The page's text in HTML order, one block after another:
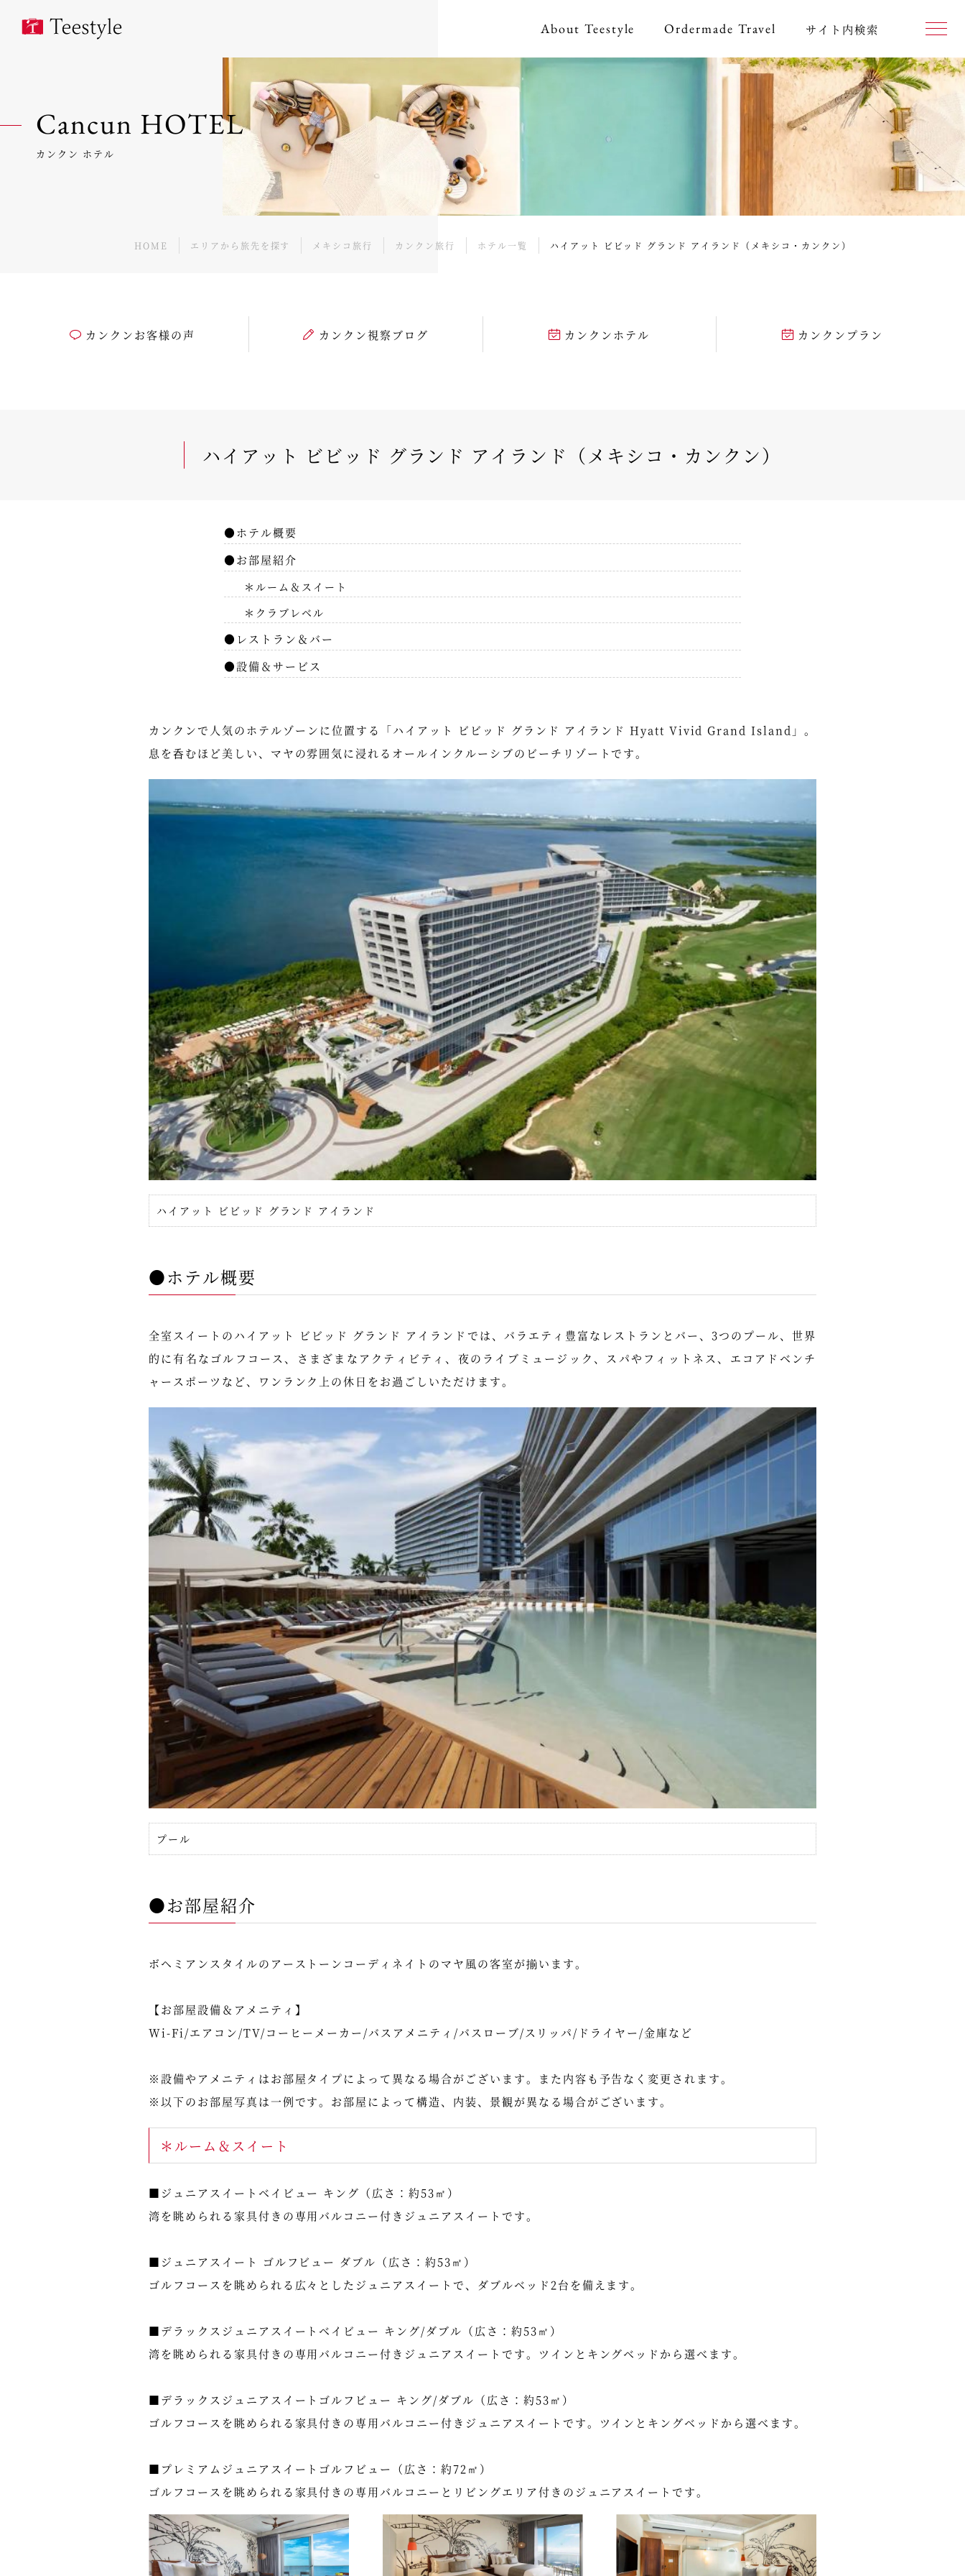
About Teestyle Ordermade Travel サイト内検索
Cancun HOTEL
カンクン ホテル
HOME エリアから旅先を探す メキシコ旅行 カンクン旅行 ホテル一覧 ハイアット ビビッド グランド アイランド（メキシコ・カンクン）
カンクンお客様の声 カンクン視察ブログ カンクンホテル カンクンプラン
ハイアット ビビッド グランド アイランド（メキシコ・カンクン）
●ホテル概要
●お部屋紹介
＊ルーム＆スイート
＊クラブレベル
●レストラン＆バー
●設備＆サービス
カンクンで人気のホテルゾーンに位置する「ハイアット ビビッド グランド アイランド Hyatt Vivid Grand Island」。
息を呑むほど美しい、マヤの雰囲気に浸れるオールインクルーシブのビーチリゾートです。
ハイアット ビビッド グランド アイランド
●ホテル概要
全室スイートのハイアット ビビッド グランド アイランドでは、バラエティ豊富なレストランとバー、3つのプール、世界
的に有名なゴルフコース、さまざまなアクティビティ、夜のライブミュージック、スパやフィットネス、エコアドベンチ
ャースポーツなど、ワンランク上の休日をお過ごしいただけます。
プール
●お部屋紹介
ボヘミアンスタイルのアーストーンコーディネイトのマヤ風の客室が揃います。
【お部屋設備＆アメニティ】
Wi-Fi/エアコン/TV/コーヒーメーカー/バスアメニティ/バスローブ/スリッパ/ドライヤー/金庫など
※設備やアメニティはお部屋タイプによって異なる場合がございます。また内容も予告なく変更されます。
※以下のお部屋写真は一例です。お部屋によって構造、内装、景観が異なる場合がございます。
＊ルーム＆スイート
■ジュニアスイートベイビュー キング（広さ：約53㎡）
湾を眺められる家具付きの専用バルコニー付きジュニアスイートです。
■ジュニアスイート ゴルフビュー ダブル（広さ：約53㎡）
ゴルフコースを眺められる広々としたジュニアスイートで、ダブルベッド2台を備えます。
■デラックスジュニアスイートベイビュー キング/ダブル（広さ：約53㎡）
湾を眺められる家具付きの専用バルコニー付きジュニアスイートです。ツインとキングベッドから選べます。
■デラックスジュニアスイートゴルフビュー キング/ダブル（広さ：約53㎡）
ゴルフコースを眺められる家具付きの専用バルコニー付きジュニアスイートです。ツインとキングベッドから選べます。
■プレミアムジュニアスイートゴルフビュー（広さ：約72㎡）
ゴルフコースを眺められる家具付きの専用バルコニーとリビングエリア付きのジュニアスイートです。